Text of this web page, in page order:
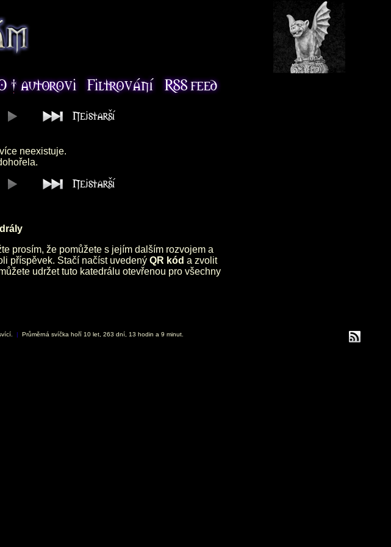
neexistuje.
prosím, že pomůžete s jejím dalším rozvojem a
příspěvek. Stačí načíst uvedený QR kód a zvolit
udržet tuto katedrálu otevřenou pro všechny
| Průměrná svíčka hoří 10 let, 263 dní, 13 hodin a 9 minut.